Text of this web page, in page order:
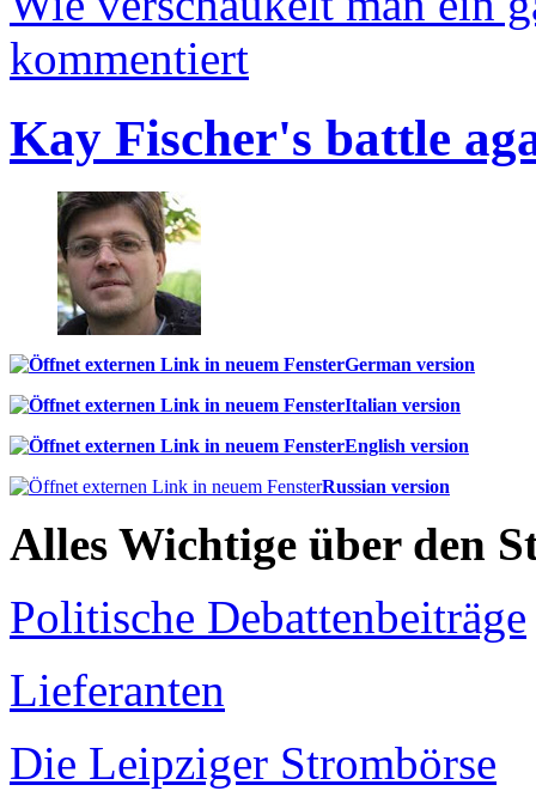
kommentiert
Kay Fischer's battle
German version
Italian version
English version
Russian version
Alles Wichtige über den
Politische Debattenbeiträge
Lieferanten
Die Leipziger Strombörse